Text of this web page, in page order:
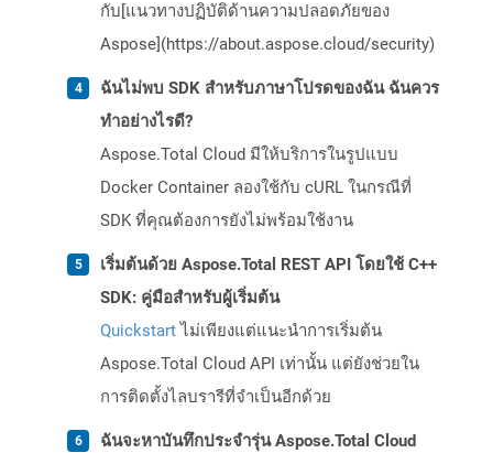
กับ[แนวทางปฏิบัติด้านความปลอดภัยของ
Aspose](https://about.aspose.cloud/security)
ฉันไม่พบ SDK สำหรับภาษาโปรดของฉัน ฉันควร
ทำอย่างไรดี?
Aspose.Total Cloud มีให้บริการในรูปแบบ
Docker Container ลองใช้กับ cURL ในกรณีที่
SDK ที่คุณต้องการยังไม่พร้อมใช้งาน
เริ่มต้นด้วย Aspose.Total REST API โดยใช้ C++
SDK: คู่มือสำหรับผู้เริ่มต้น
Quickstartไม่เพียงแต่แนะนำการเริ่มต้น
Aspose.Total Cloud API เท่านั้น แต่ยังช่วยใน
การติดตั้งไลบรารีที่จำเป็นอีกด้วย
ฉันจะหาบันทึกประจำรุ่น Aspose.Total Cloud